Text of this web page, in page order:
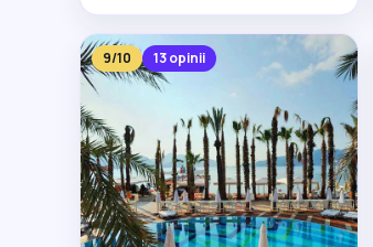
9/10 13 opinii